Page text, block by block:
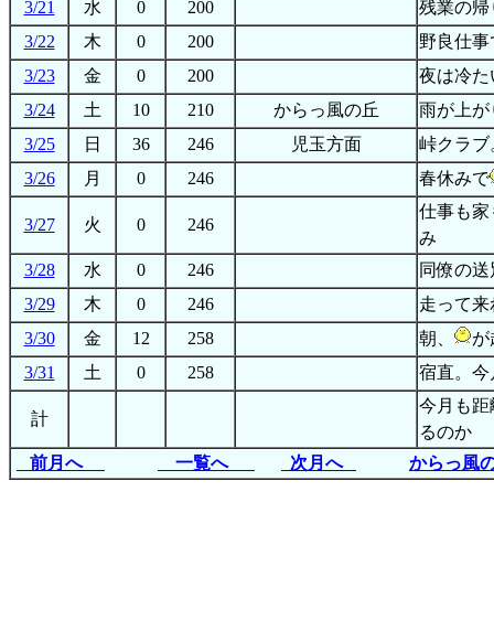
3/21
水 0 200
残業の帰
3/22
木 0 200
野良仕
3/23
金 0 200
夜は冷た
3/24
土 10 210 からっ風の丘
雨が上が
3/25
日 36 246 児玉方面
峠クラブ
3/26
月 0 246 春休みで
3/27 火 0 246
仕事も家
み
3/28
水 0 246
同僚の
3/29
木 0 246
走って
3/30
金 12 258 朝、
が
3/31
土 0 258 宿直。今
計
今月も距
るのか
前月へ
一覧へ 次月へ からっ風